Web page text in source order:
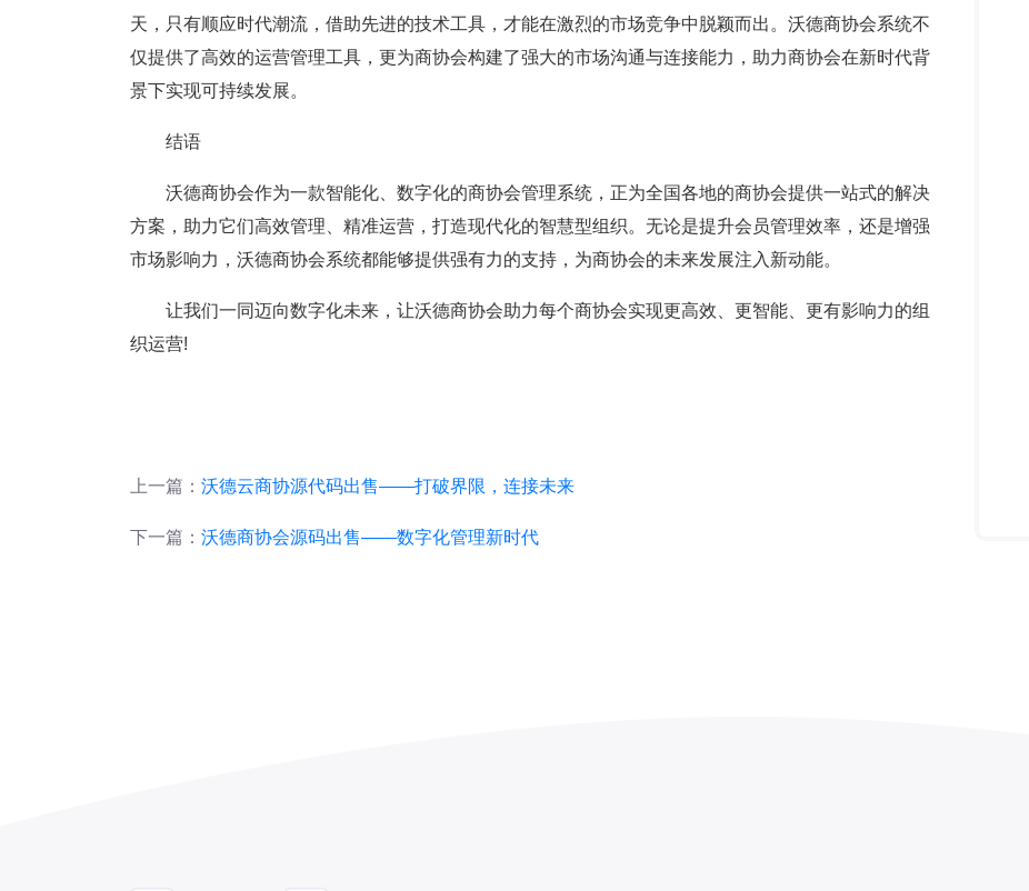
天，只有顺应时代潮流，借助先进的技术工具，才能在激烈的市场竞争中脱颖而出。沃德商协会系统不
仅提供了高效的运营管理工具，更为商协会构建了强大的市场沟通与连接能力，助力商协会在新时代背
景下实现可持续发展。
结语
沃德商协会作为一款智能化、数字化的商协会管理系统，正为全国各地的商协会提供一站式的解决
方案，助力它们高效管理、精准运营，打造现代化的智慧型组织。无论是提升会员管理效率，还是增强
市场影响力，沃德商协会系统都能够提供强有力的支持，为商协会的未来发展注入新动能。
让我们一同迈向数字化未来，让沃德商协会助力每个商协会实现更高效、更智能、更有影响力的组
织运营!
上一篇： 沃德云商协源代码出售——打破界限，连接未来
下一篇： 沃德商协会源码出售——数字化管理新时代